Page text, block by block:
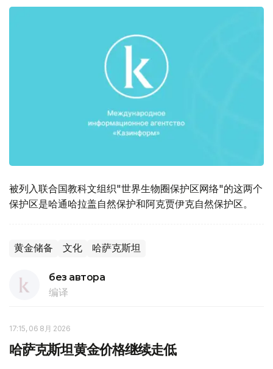
被列入联合国教科文组织"世界生物圈保护区网络"的这两个
保护区是哈通哈拉盖自然保护和阿克贾伊克自然保护区。
黄金储备 文化 哈萨克斯坦
без автора
编译
17:15, 06 8月 2026
哈萨克斯坦黄金价格继续走低